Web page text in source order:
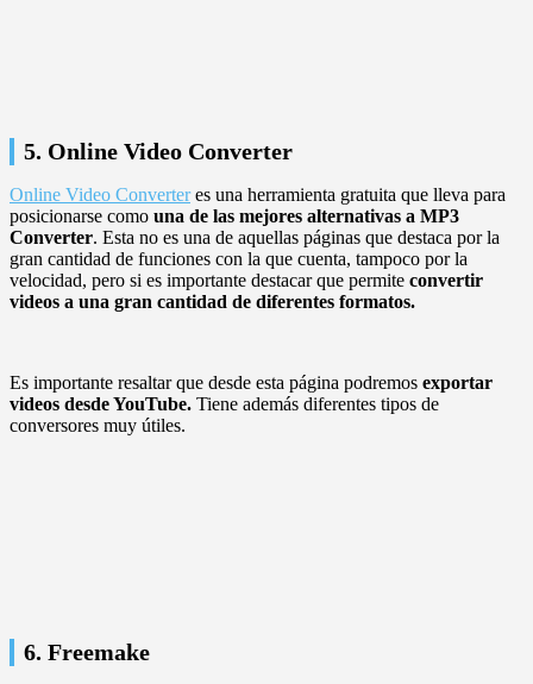
5. Online Video Converter
Online Video Converteres una herramienta gratuita que lleva para
posicionarse como una de las mejores alternativas a MP3
Converter. Esta no es una de aquellas páginas que destaca por la
gran cantidad de funciones con la que cuenta, tampoco por la
velocidad, pero si es importante destacar que permite convertir
videos a una gran cantidad de diferentes formatos.
Es importante resaltar que desde esta página podremos exportar
videos desde YouTube. Tiene además diferentes tipos de
conversores muy útiles.
6. Freemake